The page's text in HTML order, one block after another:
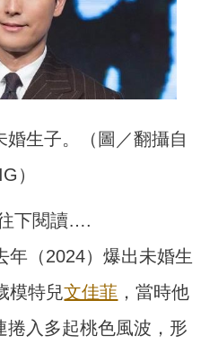
婚生子。（圖／翻攝自
IG）
下閱讀….
年（2024）爆出未婚生
模特兒文佳菲 ，當時他
捲入多起桃色風波，形